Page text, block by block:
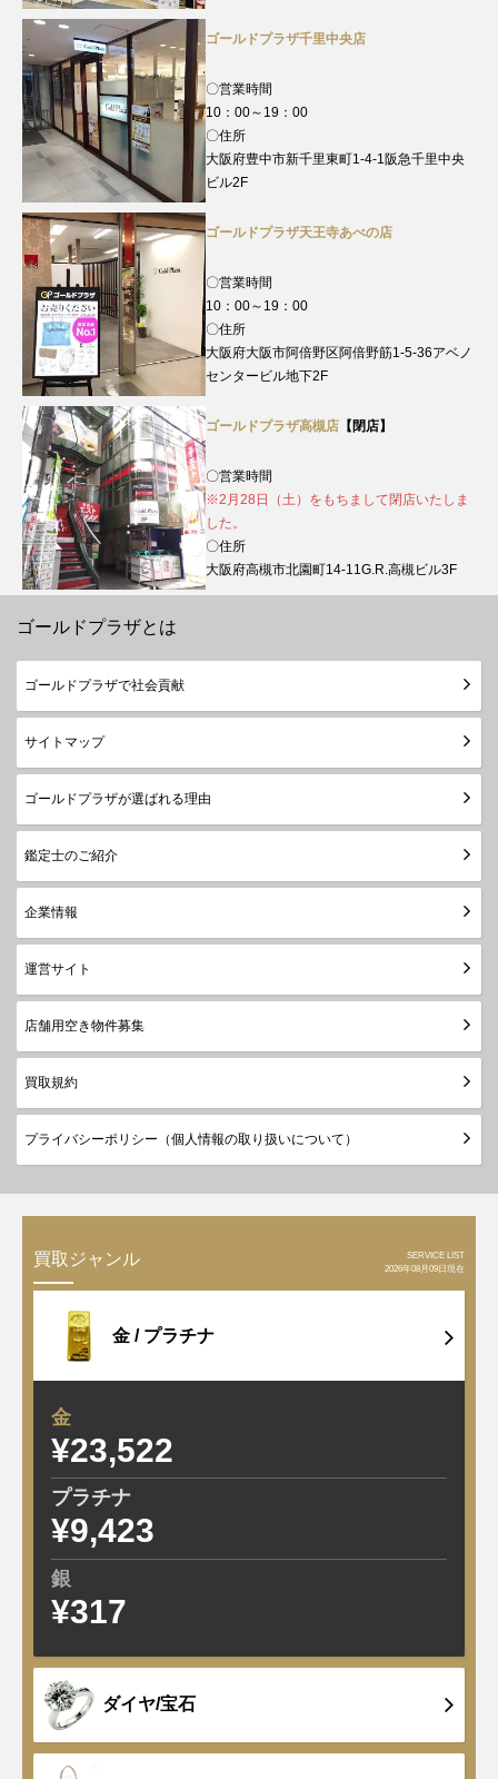
ゴールドプラザ千里中央店
〇営業時間
10：00～19：00
〇住所
大阪府豊中市新千里東町1-4-1阪急千里中央
ビル2F
ゴールドプラザ天王寺あべの店
〇営業時間
10：00～19：00
〇住所
大阪府大阪市阿倍野区阿倍野筋1-5-36アベノ
センタービル地下2F
ゴールドプラザ高槻店 【閉店】
〇営業時間
※2月28日（土）をもちまして閉店いたしま
した。
〇住所
大阪府高槻市北園町14-11G.R.高槻ビル3F
ゴールドプラザとは
ゴールドプラザで社会貢献
サイトマップ
ゴールドプラザが選ばれる理由
鑑定士のご紹介
企業情報
運営サイト
店舗用空き物件募集
買取規約
プライバシーポリシー（個人情報の取り扱いについて）
買取ジャンル
SERVICE LIST
2026年08月09日現在
金 / プラチナ
金
¥23,522
プラチナ
¥9,423
銀
¥317
ダイヤ/宝石